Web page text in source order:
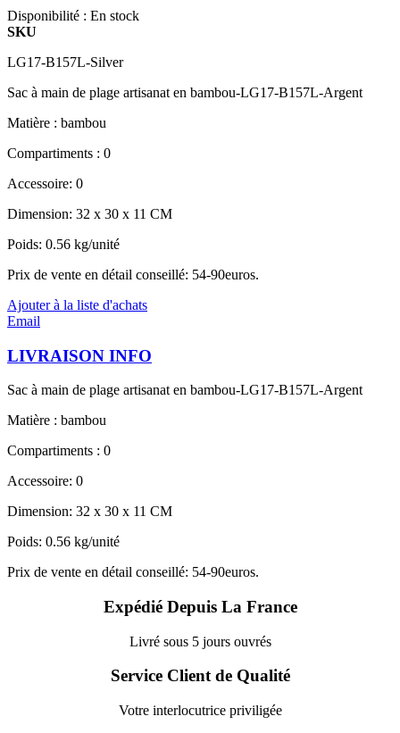
Disponibilité : En stock
SKU
LG17-B157L-Silver
Sac à main de plage artisanat en bambou-LG17-B157L-Argent
Matière : bambou
Compartiments : 0
Accessoire: 0
Dimension: 32 x 30 x 11 CM
Poids: 0.56 kg/unité
Prix de vente en détail conseillé: 54-90euros.
Ajouter à la liste d'achats
Email
LIVRAISON INFO
Sac à main de plage artisanat en bambou-LG17-B157L-Argent
Matière : bambou
Compartiments : 0
Accessoire: 0
Dimension: 32 x 30 x 11 CM
Poids: 0.56 kg/unité
Prix de vente en détail conseillé: 54-90euros.
Expédié Depuis La France
Livré sous 5 jours ouvrés
Service Client de Qualité
Votre interlocutrice priviligée